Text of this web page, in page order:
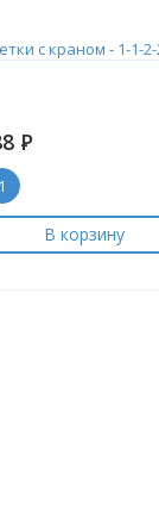
с краном - 1-1-2-
Р
В корзину